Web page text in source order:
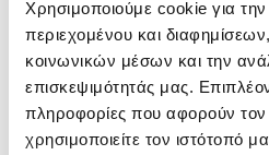
Χρησιμοποιούμε cookie για
περιεχομένου και
κοινωνικών μέσων και την
επισκεψιμότητάς μας.
πληροφορίες που αφορούν
χρησιμοποιείτε τον ιστότοπό
Balance
459,00 €
Διαθεσιμότητα: